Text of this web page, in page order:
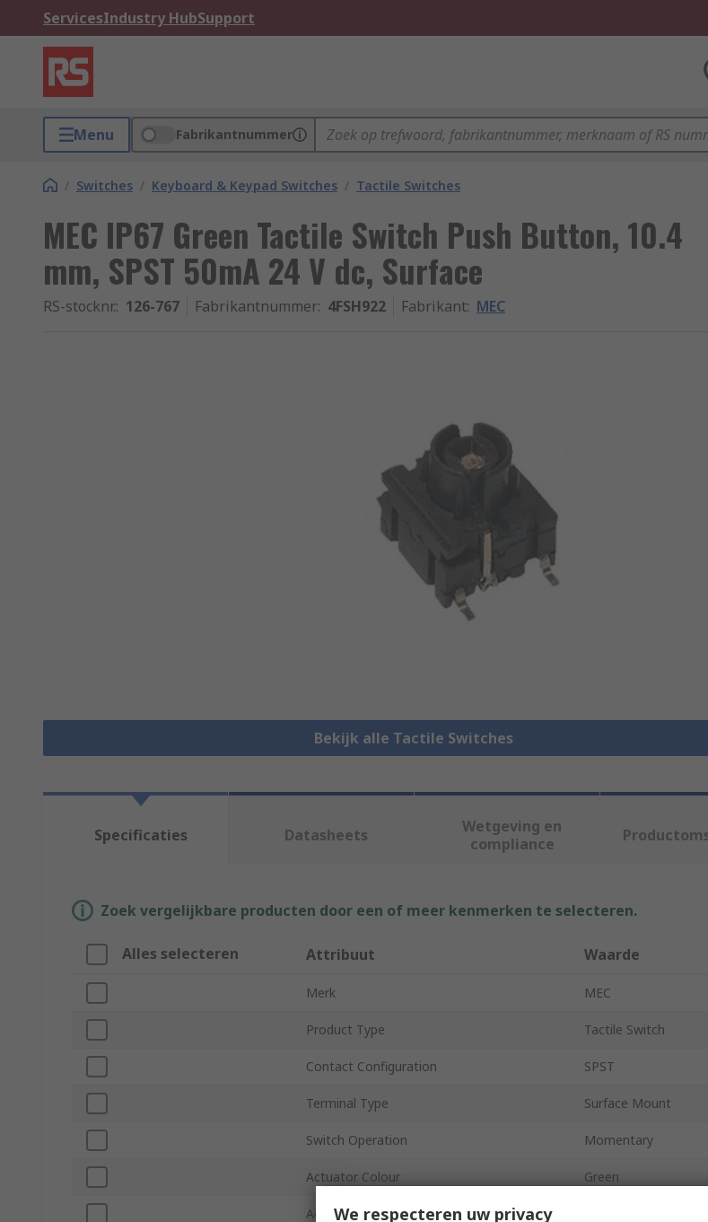
ServicesIndustry HubSupport
Menu Fabrikantnummer
/ Switches / Keyboard & Keypad Switches / Tactile Switches
MEC IP67 Green Tactile Switch Push Button, 10.4
mm, SPST 50mA 24 V dc, Surface
RS-stocknr.: 126-767 Fabrikantnummer: 4FSH922 Fabrikant: MEC
Bekijk alle Tactile Switches
Specificaties Datasheets
Wetgeving en
compliance
Zoek vergelijkbare producten door een of meer kenmerken te selecteren.
Alles selecteren Attribuut Waarde
Merk MEC
Product Type Tactile Switch
Contact Configuration SPST
Terminal Type Surface Mount
Switch Operation Momentary
Actuator Colour Green
Actuator Length
We respecteren uw privacy